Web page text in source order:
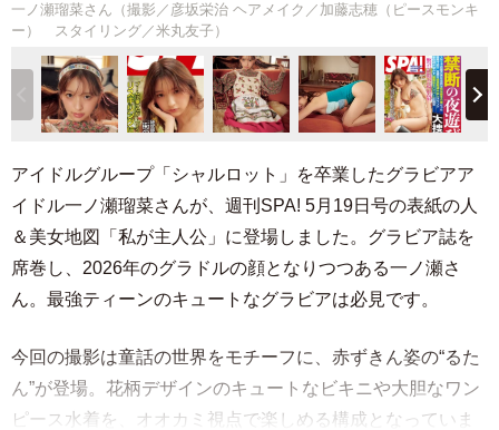
一ノ瀬瑠菜さん（撮影／彦坂栄治 ヘアメイク／加藤志穂（ピースモンキ
ー） スタイリング／米丸友子）
アイドルグループ「シャルロット」を卒業したグラビアア
イドル一ノ瀬瑠菜さんが、週刊SPA! 5月19日号の表紙の人
＆美女地図「私が主人公」に登場しました。グラビア誌を
席巻し、2026年のグラドルの顔となりつつある一ノ瀬さ
ん。最強ティーンのキュートなグラビアは必見です。
今回の撮影は童話の世界をモチーフに、赤ずきん姿の“るた
ん”が登場。花柄デザインのキュートなビキニや大胆なワン
ピース水着を、オオカミ視点で楽しめる構成となっていま